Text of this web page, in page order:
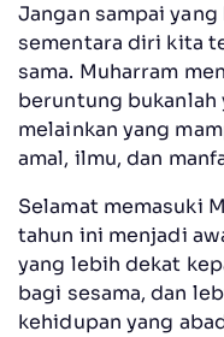
Jangan sampai
sementara diri kita
sama. Muharram
beruntung bukanlah
melainkan yang
amal, ilmu, dan
Selamat memasuki
tahun ini menjadi
yang lebih dekat
bagi sesama, dan
kehidupan yang